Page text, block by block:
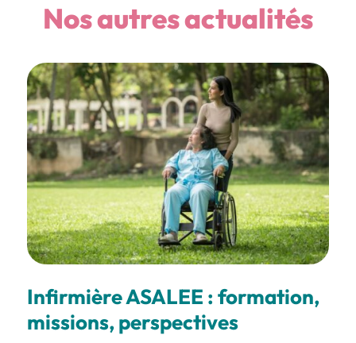
Nos autres actualités
Infirmière ASALEE : formation,
missions, perspectives